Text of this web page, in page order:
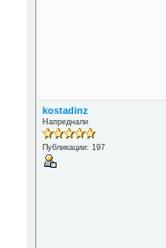
kostadinz
Напреднали
Публикации: 197